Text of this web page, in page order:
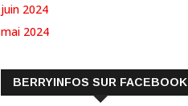
juin 2024
mai 2024
BERRYINFOS SUR FACEBOOK